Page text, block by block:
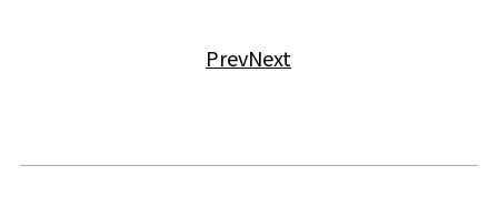
PrevNext